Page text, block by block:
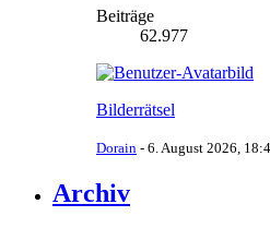
Beiträge
62.977
Bilderrätsel
Dorain - 6. August 2026,
Archiv